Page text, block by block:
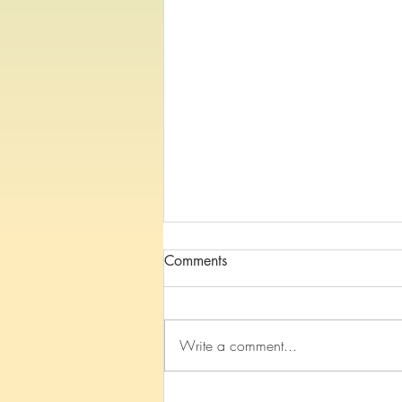
Comments
Write a comment...